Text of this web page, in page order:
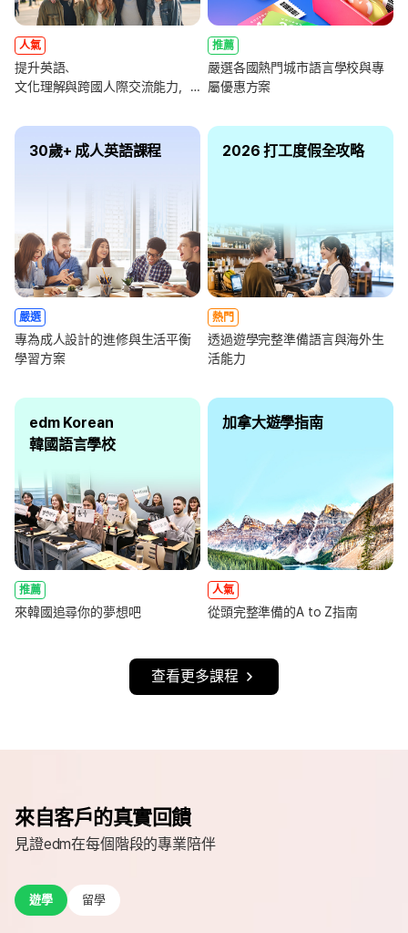
人氣
提升英語、
文化理解與跨國人際交流能力，
推薦
嚴選各國熱門城市語言學校與專
屬優惠方案
30歲+ 成人英語課程
嚴選
專為成人設計的進修與生活平衡
學習方案
2026 打工度假全攻略
熱門
透過遊學完整準備語言與海外生
活能力
edm Korean
韓國語言學校
推薦
來韓國追尋你的夢想吧
加拿大遊學指南
人氣
從頭完整準備的A to Z指南
查看更多課程
來自客戶的真實回饋
見證edm在每個階段的專業陪伴
遊學 留學